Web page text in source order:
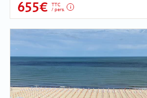
655€
TTC
/ pers.